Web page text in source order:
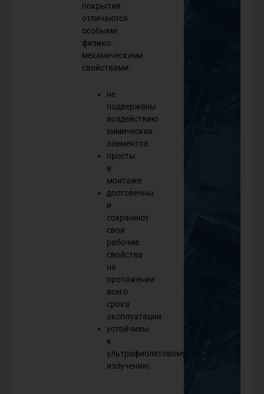
покрытия
отличаются
особыми
физико-
механическими
свойствами:
не
подвержены
воздействию
химических
элементов
просты
в
монтаже
долговечны
и
сохраняют
свои
рабочие
свойства
на
протяжении
всего
срока
эксплуатации
устойчивы
к
ультрафиолетовому
излучению